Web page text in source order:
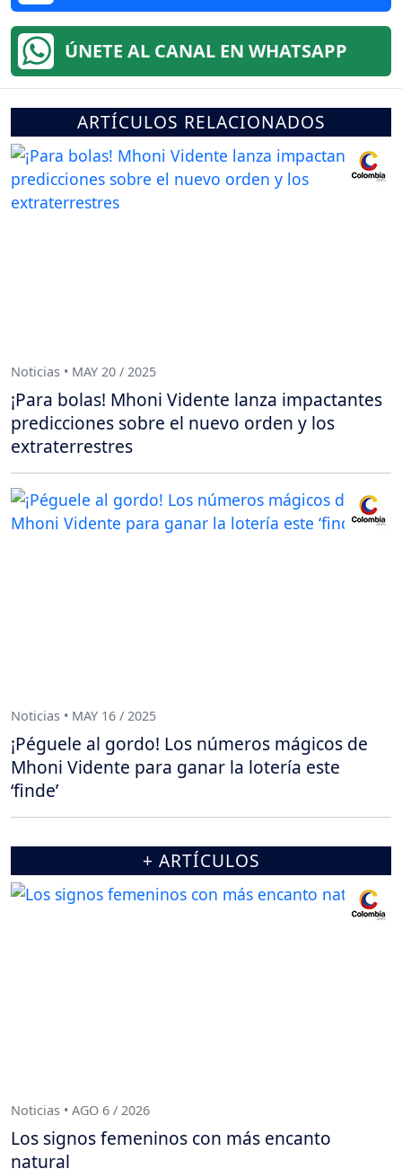
ÚNETE AL CANAL EN WHATSAPP
ARTÍCULOS RELACIONADOS
Noticias • MAY 20 / 2025
¡Para bolas! Mhoni Vidente lanza impactantes
predicciones sobre el nuevo orden y los
extraterrestres
Noticias • MAY 16 / 2025
¡Péguele al gordo! Los números mágicos de
Mhoni Vidente para ganar la lotería este
‘finde’
+ ARTÍCULOS
Noticias • AGO 6 / 2026
Los signos femeninos con más encanto
natural